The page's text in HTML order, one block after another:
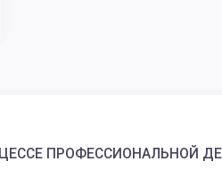
ПРОФЕССИОНАЛЬНОЙ